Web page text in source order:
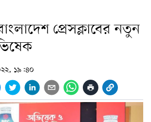
প্রেসক্লাবের নতুন
১৯:৪০